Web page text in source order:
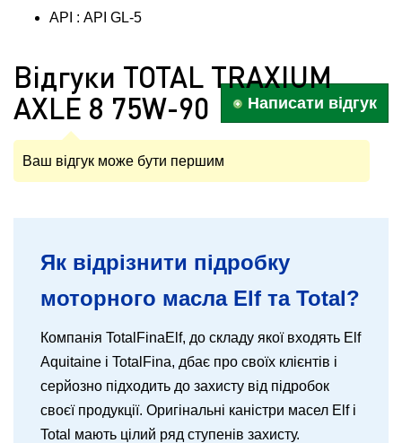
API : API GL-5
Відгуки TOTAL TRAXIUM
AXLE 8 75W-90
Написати відгук
Ваш відгук може бути першим
Як відрізнити підробку
моторного масла Elf та Total?
Компанія TotalFinaElf, до складу якої входять Elf
Aquitaine і TotalFina, дбає про своїх клієнтів і
серйозно підходить до захисту від підробок
своєї продукції. Оригінальні каністри масел Elf і
Total мають цілий ряд ступенів захисту.